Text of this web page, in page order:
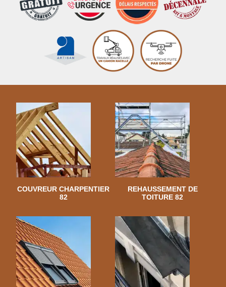
COUVREUR CHARPENTIER
82
REHAUSSEMENT DE
TOITURE 82